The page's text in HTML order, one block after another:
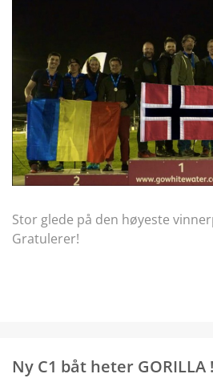
Stor glede på den høyeste
Gratulerer!
Ny C1 båt heter GORILLA !